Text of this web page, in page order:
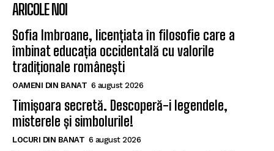
ARICOLE NOI
Sofia Imbroane, licențiata în filosofie care a
îmbinat educația occidentală cu valorile
tradiționale românești
OAMENI DIN BANAT 6 august 2026
Timișoara secretă. Descoperă-i legendele,
misterele și simbolurile!
LOCURI DIN BANAT 6 august 2026